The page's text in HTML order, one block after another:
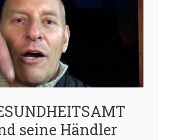
seine Händler